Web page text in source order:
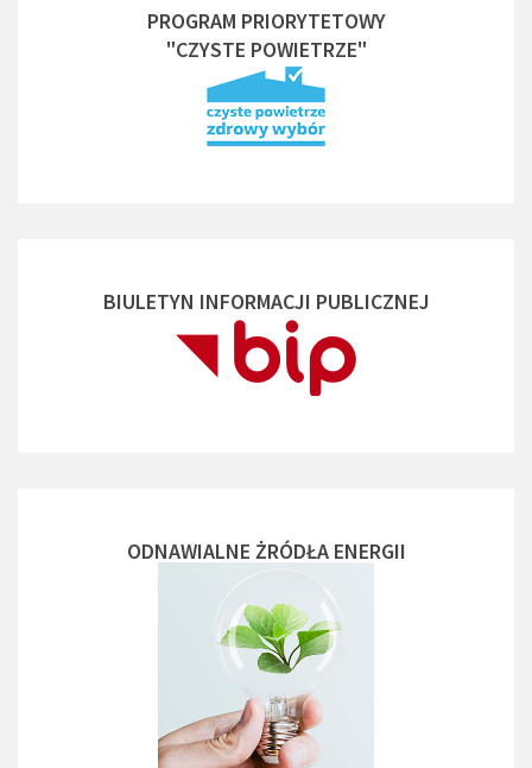
PROGRAM PRIORYTETOWY
"CZYSTE POWIETRZE"
BIULETYN INFORMACJI PUBLICZNEJ
ODNAWIALNE ŻRÓDŁA ENERGII